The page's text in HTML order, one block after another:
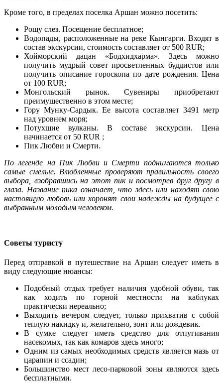
Кроме того, в пределах поселка Аршан можно посетить:
Рощу слез. Посещение бесплатное;
Водопады, расположенные на реке Кынгарги. Входят в
состав экскурсии, стоимость составляет от 500 RUR;
Хойморский дацан «Бодхидхарма». Здесь можно
получить мудрый совет просветленных буддистов или
получить описание гороскопа по дате рождения. Цена
от 100 RUR;
Монгольский рынок. Сувениры приобретают
преимущественно в этом месте;
Гору Мунку-Сардык. Ее высота составляет 3491 метр
над уровнем моря;
Потухшие вулканы. В составе экскурсии. Цена
начинается от 50 RUR ;
Пик Любви и Смерти.
По легенде на Пик Любви и Смерти поднимаются только
самые смелые. Влюбленные проверяют правильность своего
выбора, взобравшись на этот пик и посмотрев друг другу в
глаза. Название пика означает, что здесь или находят свою
настоящую любовь или хоронят свои надежды на будущее с
выбранным молодым человеком.
Советы туристу
Перед отправкой в путешествие на Аршан следует иметь в
виду следующие нюансы:
Подобный отдых требует наличия удобной обуви, так
как ходить по горной местности на каблуках
практически нереально;
Выходить вечером следует, только прихватив с собой
теплую накидку и, желательно, зонт или дождевик.
В сумке следует иметь средство для отпугивания
насекомых, так как комаров здесь много;
Одним из самых необходимых средств является мазь от
царапин и ссадин;
Большинство мест лесо-парковой зоны являются здесь
бесплатными.